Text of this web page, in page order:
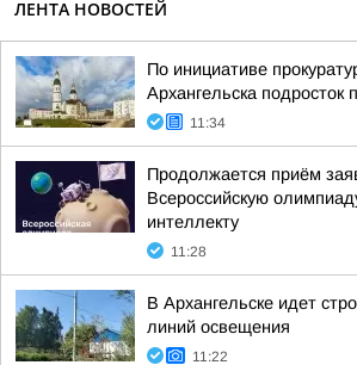
ЛЕНТА НОВОСТЕЙ
По инициативе
Архангельска подросток
11:34
Продолжается приём
Всероссийскую
интеллекту
11:28
В Архангельске идет
линий освещения
11:22